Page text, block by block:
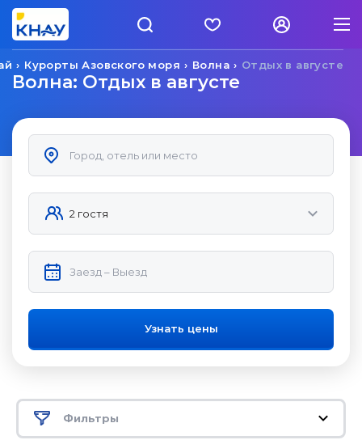
Отдых в августе
Волна
Курорты Азовского моря
Волна: Отдых в августе
Узнать цены
Фильтры